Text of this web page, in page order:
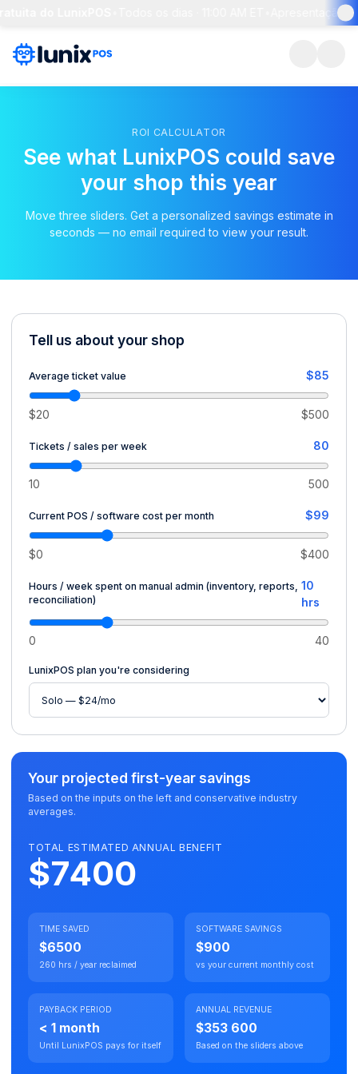
Apresentação
ROI CALCULATOR
See what LunixPOS could save
your shop this year
Move three sliders. Get a personalized savings estimate in
seconds — no email required to view your result.
Tell us about your shop
Average ticket value $85
$20 $500
Tickets / sales per week 80
10 500
Current POS / software cost per month $99
$0 $400
Hours / week spent on manual admin (inventory, reports,
reconciliation)
10
hrs
0 40
LunixPOS plan you're considering
Your projected first-year savings
Based on the inputs on the left and conservative industry
averages.
TOTAL ESTIMATED ANNUAL BENEFIT
$7400
TIME SAVED
$6500
260 hrs / year reclaimed
SOFTWARE SAVINGS
$900
vs your current monthly cost
PAYBACK PERIOD
< 1 month
Until LunixPOS pays for itself
ANNUAL REVENUE
$353 600
Based on the sliders above